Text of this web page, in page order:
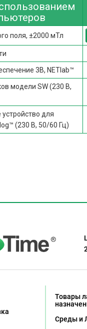
поля, ±2000 мТл
3B, NETlab™
модели SW (230 В,
для
(230 В, 50/60 Гц)
Товары
Среды и